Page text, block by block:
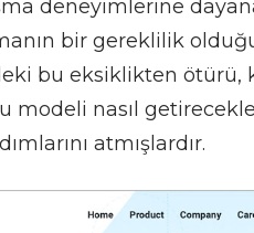
deneyimlerine
bir gereklilik
bu eksiklikten ötürü,
modeli nasıl
atmışlardır.